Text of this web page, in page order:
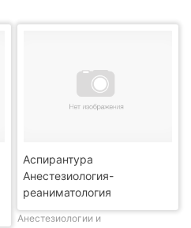
Аспирантура
Анестезиология-
реаниматология
Анестезиологии и